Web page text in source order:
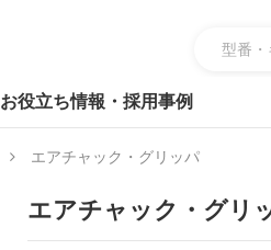
お役立ち情報・採用事例
エアチャック・グリッパ
エアチャック・グリ